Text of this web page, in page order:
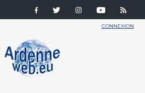
CONNEXION